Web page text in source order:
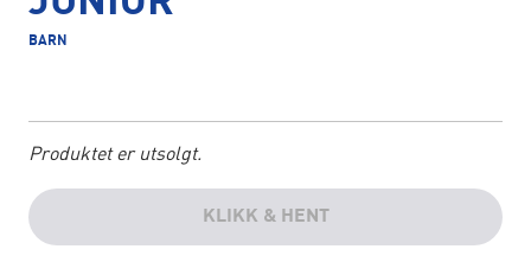
BARN
Produktet er utsolgt.
KLIKK & HENT